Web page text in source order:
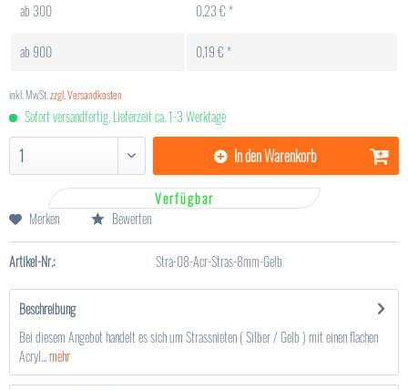
ab 300 0,23 € *
ab 900 0,19 € *
inkl. MwSt. zzgl. Versandkosten
Sofort versandfertig, Lieferzeit ca. 1-3 Werktage
In denWarenkorb
Verfügbar
Merken
Bewerten
Artikel-Nr.: Stra-08-Acr-Stras-8mm-Gelb
Beschreibung
Bei diesem Angebot handelt es sich um Strassnieten ( Silber / Gelb ) mit einen flachen
Acryl...mehr